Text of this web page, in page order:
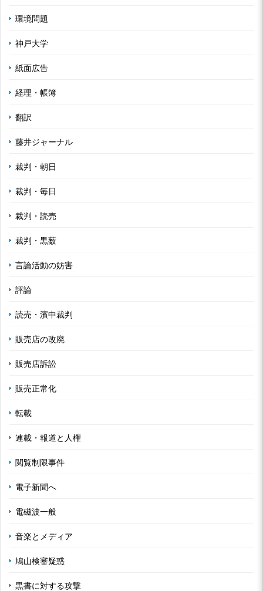
環境問題
神戸大学
紙面広告
経理・帳簿
翻訳
藤井ジャーナル
裁判・朝日
裁判・毎日
裁判・読売
裁判・黒薮
言論活動の妨害
評論
読売・濱中裁判
販売店の改廃
販売店訴訟
販売正常化
転載
連載・報道と人権
閲覧制限事件
電子新聞へ
電磁波一般
音楽とメディア
鳩山検審疑惑
黒書に対する攻撃